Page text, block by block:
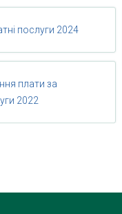
послуги 2024
плати за
2022